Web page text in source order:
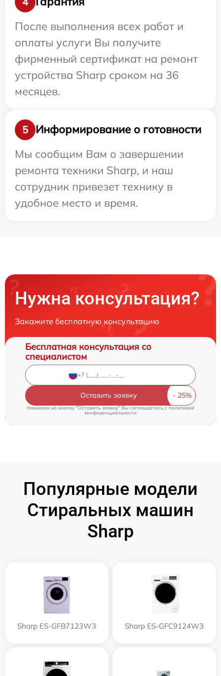
После выполнения всех работ и
оплаты услуги Вы получите
фирменный сертификат на ремонт
устройства Sharp сроком на 36
месяцев.
5
Информирование о готовности
Мы сообщим Вам о завершении
ремонта техники Sharp, и наш
сотрудник привезет технику в
удобное место и время.
Нужна консультация?
Закажите бесплатную консультацию
Бесплатная консультация со
специалистом
Оставить заявку
Нажимая на кнопку "Оставить заявку" Вы соглашаетесь cполитикой
конфиденциальности
Популярные модели
Стиральных машин
Sharp
Sharp ES-GFB7123W3 Sharp ES-GFC9124W3